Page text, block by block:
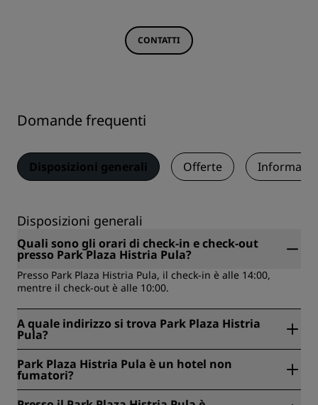
CONTATTI
Domande frequenti
Disposizioni generali Offerte
Disposizioni generali
Quali sono gli orari di check-in e check-out
presso Park Plaza Histria Pula?
Presso Park Plaza Histria Pula, il check-in è alle 14:00,
mentre il check-out è alle 10:00.
A quale indirizzo si trova Park Plaza Histria
Pula?
Park Plaza Histria Pula è un hotel non
fumatori?